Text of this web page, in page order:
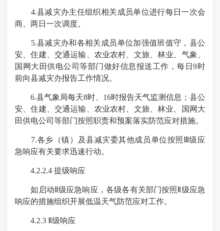
4.县减灾办主任组织相关成员单位进行每日一次会
商、两日一次调度。
5.县减灾办和各相关成员单位加强值班值守，县公
安、住建、交通运输、农业农村、文旅、林业、气象、
国网大田供电公司等部门做好信息报送工作，每日9时
前向县减灾办报告工作情况。
6.县气象局每天8时、16时报告天气监测信息；县公
安、住建、交通运输、农业农村、文旅、林业、国网大
田供电公司等部门按照职责和预案落实防范应对措施。
7.各乡（镇）及县减灾委其他成员单位按照Ⅲ级应
急响应有关要求迅速行动。
4.2.2.4 提级响应
如启动Ⅱ级应急响应，各级各有关部门按照Ⅱ级应急
响应的措施组织开展低温天气防范应对工作。
4.2.3 Ⅱ级响应